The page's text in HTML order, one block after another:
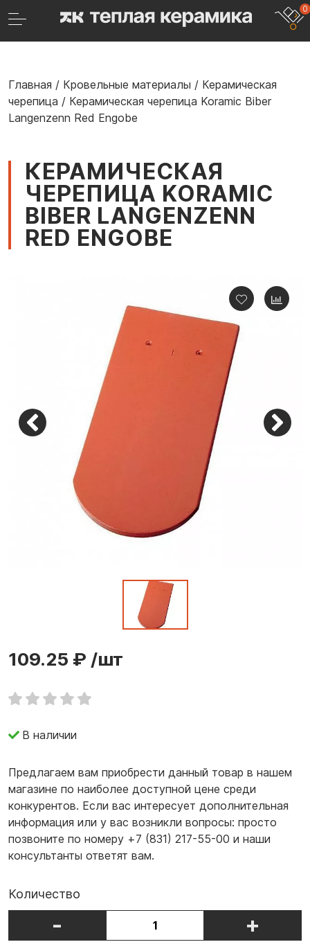
0
Главная / Кровельные материалы / Керамическая
черепица / Керамическая черепица Koramic Biber
Langenzenn Red Engobe
КЕРАМИЧЕСКАЯ
ЧЕРЕПИЦА KORAMIC
BIBER LANGENZENN
RED ENGOBE
109.25 ₽ /шт
В наличии
Предлагаем вам приобрести данный товар в нашем
магазине по наиболее доступной цене среди
конкурентов. Если вас интересует дополнительная
информация или у вас возникли вопросы: просто
позвоните по номеру +7 (831) 217-55-00 и наши
консультанты ответят вам.
Количество
- +